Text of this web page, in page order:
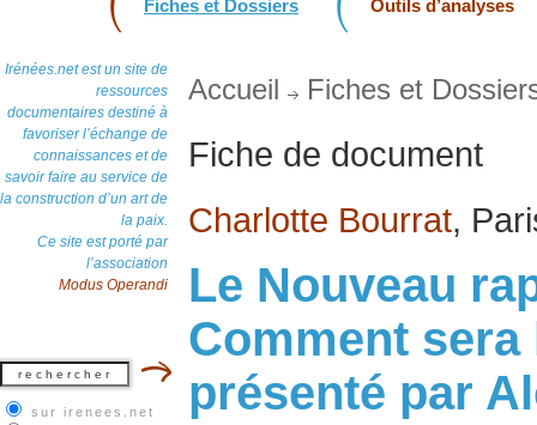
Fiches et Dossiers Outils d’analyses
Irénées.net est un site de
ressources
documentaires destiné à
favoriser l’échange de
connaissances et de
savoir faire au service de
la construction d’un art de
la paix.
Ce site est porté par
l’association
Modus Operandi
sur irenees.net
Accueil Fiches et
Fiche de document
Charlotte Bourrat,
Le Nouveau
Comment sera
présenté par